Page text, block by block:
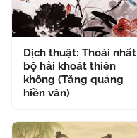
Dịch thuật: Thoái nhất
bộ hải khoát thiên
không (Tăng quảng
hiền văn)